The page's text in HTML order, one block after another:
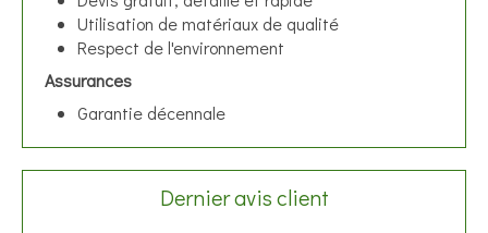
Utilisation de matériaux de qualité
Respect de l'environnement
Assurances
Garantie décennale
Dernier avis client